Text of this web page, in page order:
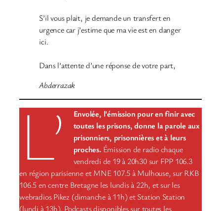
S’il vous plait, je demande un transfert en
urgence car j’estime que ma vie est en danger
ici.
Dans l’attente d’une réponse de votre part,
Abderrazak
L’
Envolée, l’émission pour en finir avec
toutes les prisons, donne la parole aux
prisonniers, prisonnières et à leurs
proches.Émission de radio chaque
vendredi de 19 à 20h30 sur FPP 106.3
en région parisienne et MNE 107.5 à Mulhouse, sur RKB
106.5 en centre Bretagne les lundis à 22h, et sur les
webradios Pikez (dimanche à 11h) et Station Station
(lundi à 13h). Podcasts disponibles sur toutes les